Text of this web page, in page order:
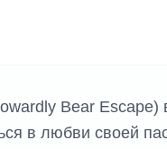
Bear Escape)
в любви своей